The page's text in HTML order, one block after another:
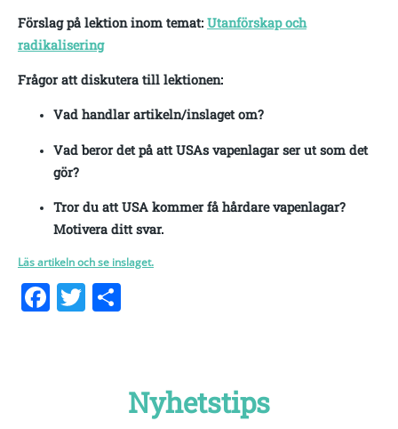
Förslag på lektion inom temat: Utanförskap och
radikalisering
Frågor att diskutera till lektionen:
Vad handlar artikeln/inslaget om?
Vad beror det på att USAs vapenlagar ser ut som det
gör?
Tror du att USA kommer få hårdare vapenlagar?
Motivera ditt svar.
Läs artikeln och se inslaget.
Facebook
Twitter
Nyhetstips